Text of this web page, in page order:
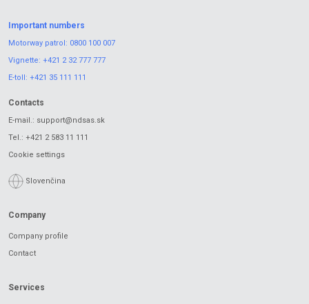
Important numbers
Motorway patrol: 0800 100 007
Vignette: +421 2 32 777 777
E-toll: +421 35 111 111
Contacts
E-mail.: support@ndsas.sk
Tel.: +421 2 583 11 111
Cookie settings
Slovenčina
Company
Company profile
Contact
Services